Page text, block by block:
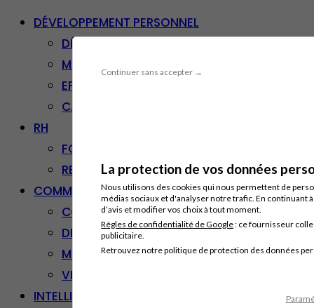
Continuer sans accepter →
La protection de vos données
Nous utilisons des cookies qui nous permettent de
médias sociaux et d'analyser notre trafic. En continuant
d’avis et modifier vos choix à tout moment.
Règles de confidentialité de Google: ce fournisseur
publicitaire.
Retrouvez notre politique de protection des données
DÉVELOPPEMENT PERSONNEL
DÉVELOPPEMENT PERSONNEL
MANAGEMENT
EFFICACITÉ PROFESSIONNELLE
CARRIÈRE & RECONVERSION
RH
FORMATION PROFESSIONNELLE
RESSOURCES HUMAINES
COMMUNICATION/DIGITAL
COMMUNICATION
DIGITAL
MARKETING
VENTE – RELATION CLIENT
INTELLIGENCE ARTIFICIELLE